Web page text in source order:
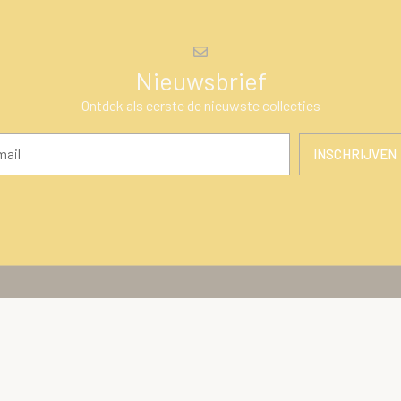
Nieuwsbrief
Ontdek als eerste de nieuwste collecties
INSCHRIJVEN